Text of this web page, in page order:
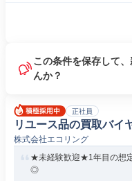
この条件を保存して
んか？
正社員
リユース品の買取バイ
株式会社エコリング
★未経験歓迎★1年目の想
◎